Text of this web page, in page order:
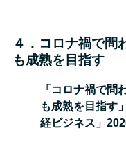
４．コロナ禍で問
も成熟を目指す
「コロナ禍で問
も成熟を目指す
経ビジネス」